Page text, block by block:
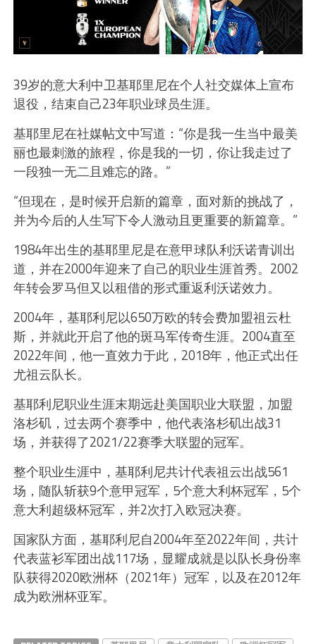
39岁的意大利中卫基耶里尼在个人社交媒体上宣布
退役，结束自己23年职业球员生涯。
基耶里尼在社媒帖文中写道：“你是我一生当中最美
丽也最刺激的旅程，你是我的一切，你让我走过了
一段独一无二且难忘的路。”
“但现在，是时候开启新的篇章，面对新的挑战了，
并为今后的人生写下令人激动且更重要的新篇章。”
1984年出生的基耶里尼是在意甲球队利沃诺青训出
道，并在2000年迎来了自己的职业生涯首秀。2002
年转会罗马但又以租借的形式重返利沃诺效力。
2004年，基耶利尼以650万欧的转会费加盟祖云杜
斯，并就此开启了他的斑马军传奇生涯。2004直至
2022年间，他一直效力于此，2018年，他正式出任
尤祖云队长。
基耶利尼职业生涯末期远赴美国职业大联盟，加盟
洛杉矶，过去两个赛季中，他代表洛杉矶出战31
场，并获得了2021/22赛季大联盟的冠军。
整个职业生涯中，基耶利尼共计代表祖云出战561
场，随队斩获9个意甲冠军，5个意大利杯冠军，5个
意大利超级杯冠军，并2次打入欧冠决赛。
国家队方面，基耶利尼自2004年至2022年间，共计
代表蓝衫军团出战117场，显耀成就是以队长身份率
队获得2020欧洲杯（2021年）冠军，以及在2012年
成为欧洲杯亚军。